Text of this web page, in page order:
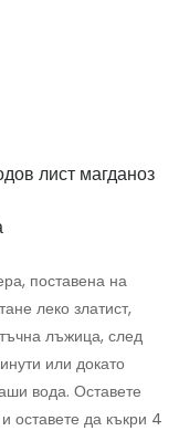
лист магданоз
поставена на
леко златист,
лъжица, след
или докато
вода. Оставете
оставете да къкри 4